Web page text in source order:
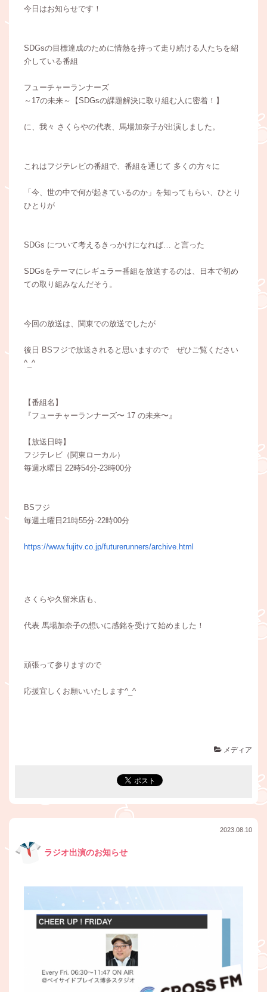
今日はお知らせです！
SDGsの目標達成のために情熱を持って走り続ける人たちを紹
介している番組
フューチャーランナーズ
～17の未来～【SDGsの課題解決に取り組む人に密着！】
に、我々 さくらやの代表、馬場加奈子が出演しました。
これはフジテレビの番組で、番組を通じて 多くの方々に
「今、世の中で何が起きているのか」を知ってもらい、ひとり
ひとりが
SDGs について考えるきっかけになれば… と言った
SDGsをテーマにレギュラー番組を放送するのは、日本で初め
ての取り組みなんだそう。
今回の放送は、関東での放送でしたが
後日 BSフジで放送されると思いますので ぜひご覧ください
^_^
【番組名】
『フューチャーランナーズ〜 17 の未来〜』
【放送日時】
フジテレビ（関東ローカル）
毎週水曜日 22時54分-23時00分
BSフジ
毎週土曜日21時55分-22時00分
https://www.fujitv.co.jp/futurerunners/archive.html
さくらや久留米店も、
代表 馬場加奈子の想いに感銘を受けて始めました！
頑張って参りますので
応援宜しくお願いいたします^_^
メディア
2023.08.10
ラジオ出演のお知らせ